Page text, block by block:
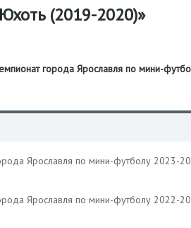
(2019-2020)»
города Ярославля по мини-
Ярославля по мини-футболу 2023-
Ярославля по мини-футболу 2022-